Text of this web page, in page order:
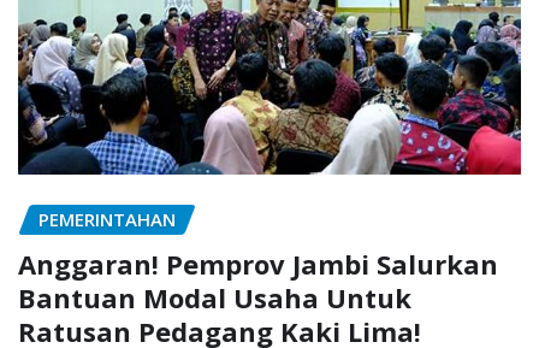
PEMERINTAHAN
Anggaran! Pemprov Jambi Salurkan
Bantuan Modal Usaha Untuk
Ratusan Pedagang Kaki Lima!